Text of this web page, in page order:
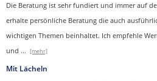
Die Beratung ist sehr fundiert und immer auf
erhalte persönliche Beratung die auch
wichtigen Themen beinhaltet. Ich empfehle
und ... [mehr]
Mit Lächeln